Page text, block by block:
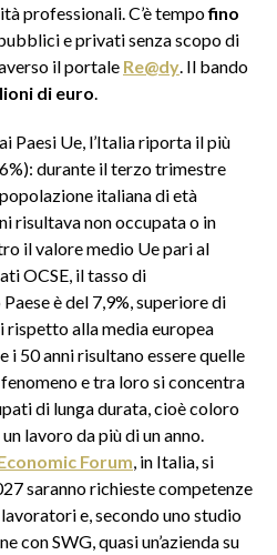
professionali. C’è tempofino
e privati senza scopo di
il portale Re@dy . Il bando
di euro
Paesi Ue, l’Italia riporta il più
durante il terzo trimestre
italiana di età
risultava non occupata o in
il valore medio Ue pari al
OCSE, il tasso di
è del 7,9%, superiore di
rispetto alla media europea
i 50 anni risultano essere quelle
e tra loro si concentra
di lunga durata, cioè coloro
lavoro da più di un anno.
Forum , in Italia, si
saranno richieste competenze
e, secondo uno studio
con SWG, quasi un’azienda su